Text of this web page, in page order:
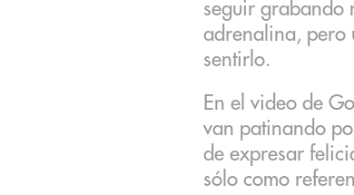
seguir grabando
adrenalina, pero
sentirlo.
En el video de
van patinando
de expresar
sólo como